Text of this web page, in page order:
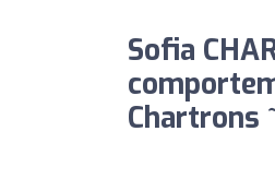
Sofia
Chartrons